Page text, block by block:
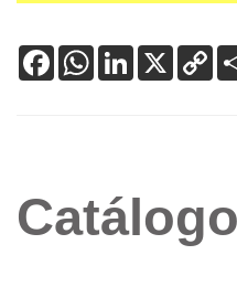
FacebookWhatsApp
LinkedIn
X
Catálogo